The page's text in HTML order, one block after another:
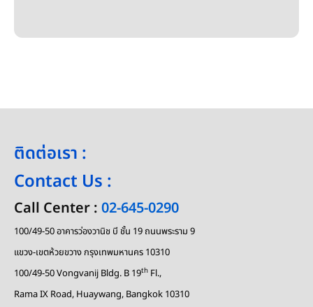
ติดต่อเรา :
Contact Us :
Call Center : 02-645-0290
100/49-50 อาคารว่องวานิช บี ชั้น 19 ถนนพระราม 9
แขวง-เขตห้วยขวาง กรุงเทพมหานคร 10310
100/49-50 Vongvanij Bldg. B 19th Fl.,
Rama IX Road, Huaywang, Bangkok 10310